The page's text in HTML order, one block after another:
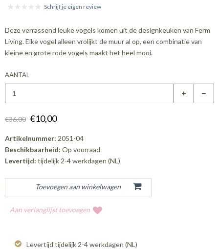
Schrijf je eigen review
Deze verrassend leuke vogels komen uit de designkeuken van Ferm
Living. Elke vogel alleen vrolijkt de muur al op, een combinatie van
kleine en grote rode vogels maakt het heel mooi.
AANTAL
€36,00 €10,00
Artikelnummer: 2051-04
Beschikbaarheid: Op voorraad
Levertijd: tijdelijk 2-4 werkdagen (NL)
Aan verlanglijst toevoegen
Levertijd tijdelijk 2-4 werkdagen (NL)